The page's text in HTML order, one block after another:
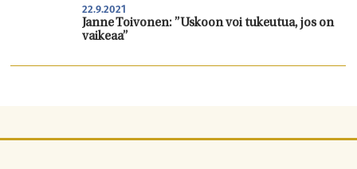
Hautausmaa
22.9.2021
Janne Toivonen: ”Uskoon voi tukeutua, jos on
vaikeaa”